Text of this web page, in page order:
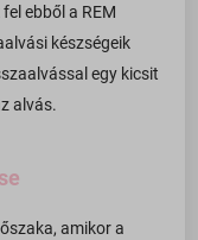
ebből a REM
készségeik
egy kicsit
alvás.
amikor a